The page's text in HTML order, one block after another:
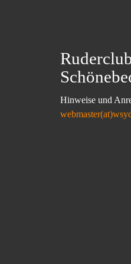
Hinweise und